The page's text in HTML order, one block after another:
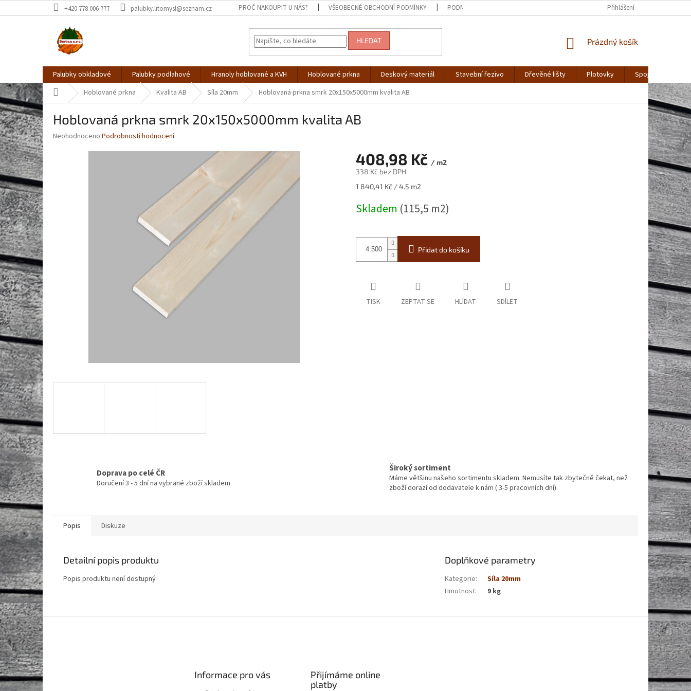
na
+420 778 006 777 palubky.litomysl@seznam.cz PROČ NAKOUPIT U NÁS? VŠEOBECNÉ OBCHODNÍ PODMÍNKY PODMÍNKY OCHRANY OSOBNÍCH ÚDAJŮ Přihlášení
HLEDAT
NÁKUPNÍ
Prázdný košík
Palubky obkladové Palubky podlahové Hranoly hoblované a KVH Hoblované prkna Deskový materiál Stavební řezivo Dřevěné lišty Plotovky
Spojovací
Domů Hoblované prkna Kvalita AB Síla 20mm Hoblovaná prkna smrk 20x150x5000mm kvalita AB
Hoblovaná prkna smrk 20x150x5000mm kvalita AB
Průměrné
Neohodnoceno Podrobnosti hodnocení
408,98 Kč / m2
338 Kč bez DPH
Měrná
1 840,41 Kč / 4.5 m2
Skladem (115,5 m2)
Přidat do košíku
TISK ZEPTAT SE HLÍDAT SDÍLET
Doprava po celé ČR
Doručení 3 - 5 dní na vybrané zboží skladem
Široký sortiment
Máme většinu našeho sortimentu skladem. Nemusíte tak zbytečně čekat, než
zboží dorazí od dodavatele k nám ( 3-5 pracovních dní).
Popis Diskuze
Detailní popis produktu
Popis produktu není dostupný
Doplňkové parametry
Kategorie:
Síla 20mm
Hmotnost: 9 kg
Z
á
p
a
t
í
Informace pro vás
Přijímáme online
platby